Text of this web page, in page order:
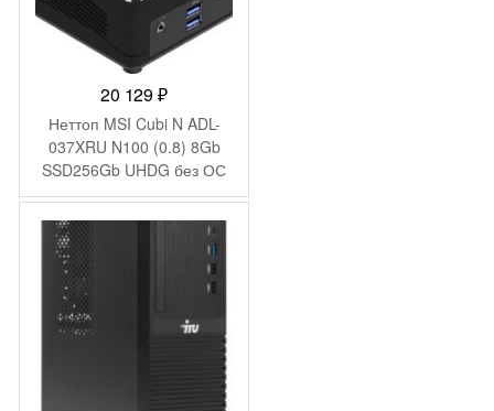
20 129₽
Неттоп MSI Cubi N ADL-
037XRU N100 (0.8) 8Gb
SSD256Gb UHDG без ОС
2xGbitEth WiFi BT 65W
черный (9S6-B0A911-200)